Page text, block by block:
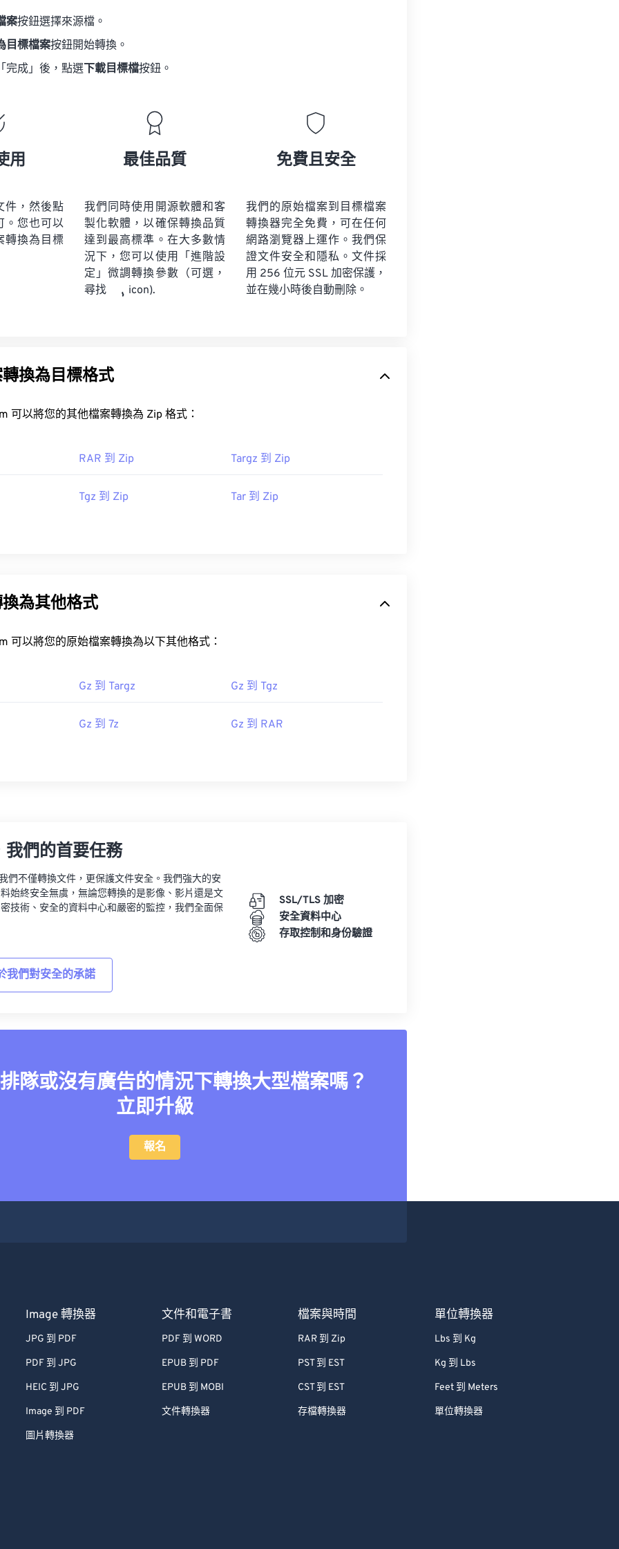
案按鈕選擇來源檔。
目標檔案按鈕開始轉換。
完成」後，點選 下載目標檔按鈕。
用
件，然後點
。您也可以
轉換為目標
最佳品質
我們同時使用開源軟體和客
製化軟體，以確保轉換品質
達到最高標準。在大多數情
況下，您可以使用「進階設
定」微調轉換參數（可選，
尋找
icon).
免費且安全
我們的原始檔案到目標檔案
轉換器完全免費，可在任何
網路瀏覽器上運作。我們保
證文件安全和隱私。文件採
用 256 位元 SSL 加密保護，
並在幾小時後自動刪除。
換為目標格式
FreeConvert.com 可以將您的其他檔案轉換為 Zip 格式：
RAR 到 Zip Targz 到 Zip
Tgz 到 Zip Tar 到 Zip
為其他格式
可以將您的原始檔案轉換為以下其他格式：
Gz 到 Targz Gz 到 Tgz
Gz 到 7z Gz 到 RAR
我們的首要任務
們不僅轉換文件，更保護文件安全。我們強大的安
始終安全無虞，無論您轉換的是影像、影片還是文
技術、安全的資料中心和嚴密的監控，我們全面保
我們對安全的承諾
SSL/TLS 加密
安全資料中心
存取控制和身份驗證
隊或沒有廣告的情況下轉換大型檔案嗎？
立即升級
報名
Image 轉換器
JPG 到 PDF
PDF 到 JPG
HEIC 到 JPG
Image 到 PDF
圖片轉換器
文件和電子書
PDF 到 WORD
EPUB 到 PDF
EPUB 到 MOBI
文件轉換器
檔案與時間
RAR 到 Zip
PST 到 EST
CST 到 EST
存檔轉換器
單位轉換器
Lbs 到 Kg
Kg 到 Lbs
Feet 到 Meters
單位轉換器